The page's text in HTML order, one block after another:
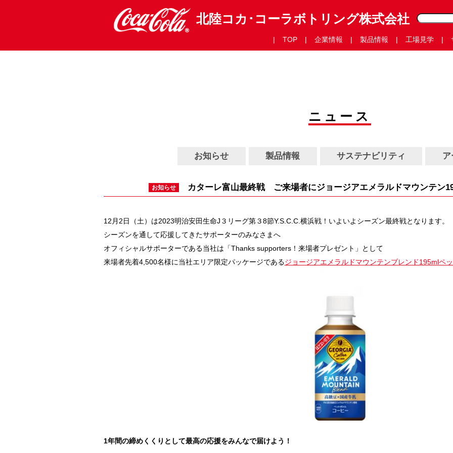
北陸コカ･コーラボトリング株式会社
TOP 企業情報 製品情報 工場見学
ニュース
お知らせ 製品情報 サステナビリティ ア
お知らせ カターレ富山最終戦 ご来場者にジョージアエメラルドマウンテン
12月2日（土）は2023明治安田生命J３リーグ第３8節Y.S.C.C.横浜戦！いよいよシーズン最終戦となります。
シーズンを通して応援してきたサポーターのみなさまへ
オフィシャルサポーターである当社は「Thanks supporters！来場者プレゼント」として
来場者先着4,500名様に当社エリア限定パッケージであるジョージアエメラルドマウンテンブレンド195mlペ
1年間の締めくくりとして最高の応援をみんなで届けよう！